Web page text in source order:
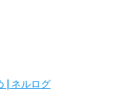
| ネルログ